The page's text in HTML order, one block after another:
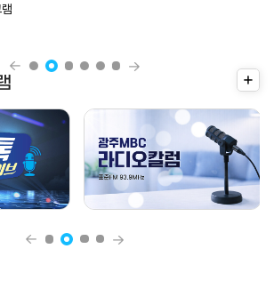
더
보
기